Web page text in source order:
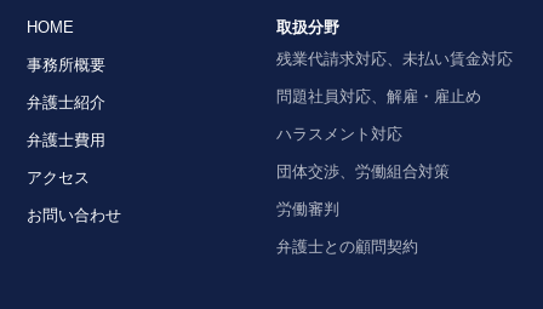
HOME
事務所概要
弁護士紹介
弁護士費用
アクセス
お問い合わせ
取扱分野
残業代請求対応、未払い賃金対応
問題社員対応、解雇・雇止め
ハラスメント対応
団体交渉、労働組合対策
労働審判
弁護士との顧問契約